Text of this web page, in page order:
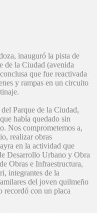
inauguró la pista de
de la Ciudad (avenida
que fue reactivada
y rampas en un circuito
Parque de la Ciudad,
había quedado sin
Nos comprometemos a,
realizar obras
en la actividad que
Desarrollo Urbano y Obra
Obras e Infraestructura,
integrantes de la
del joven quilmeño
recordó con un placa